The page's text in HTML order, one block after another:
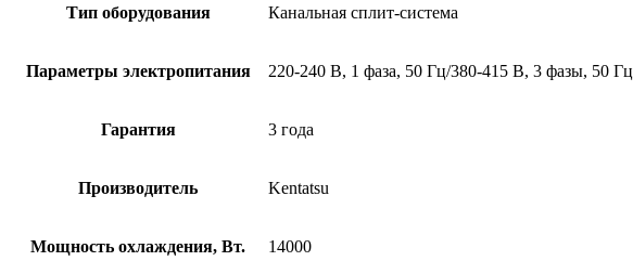
Тип оборудования Канальная сплит-система
Параметры электропитания 220-240 В, 1 фаза, 50 Гц/380-415 В, 3 фазы, 50 Гц
Гарантия 3 года
Производитель Kentatsu
Мощность охлаждения, Вт. 14000